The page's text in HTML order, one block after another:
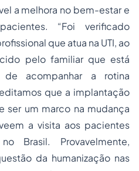
a melhora no bem-estar e
“Foi verificado
que atua na UTI, ao
pelo familiar que está
acompanhar a rotina
que a implantação
ser um marco na mudança
a visita aos pacientes
Brasil. Provavelmente,
da humanização nas